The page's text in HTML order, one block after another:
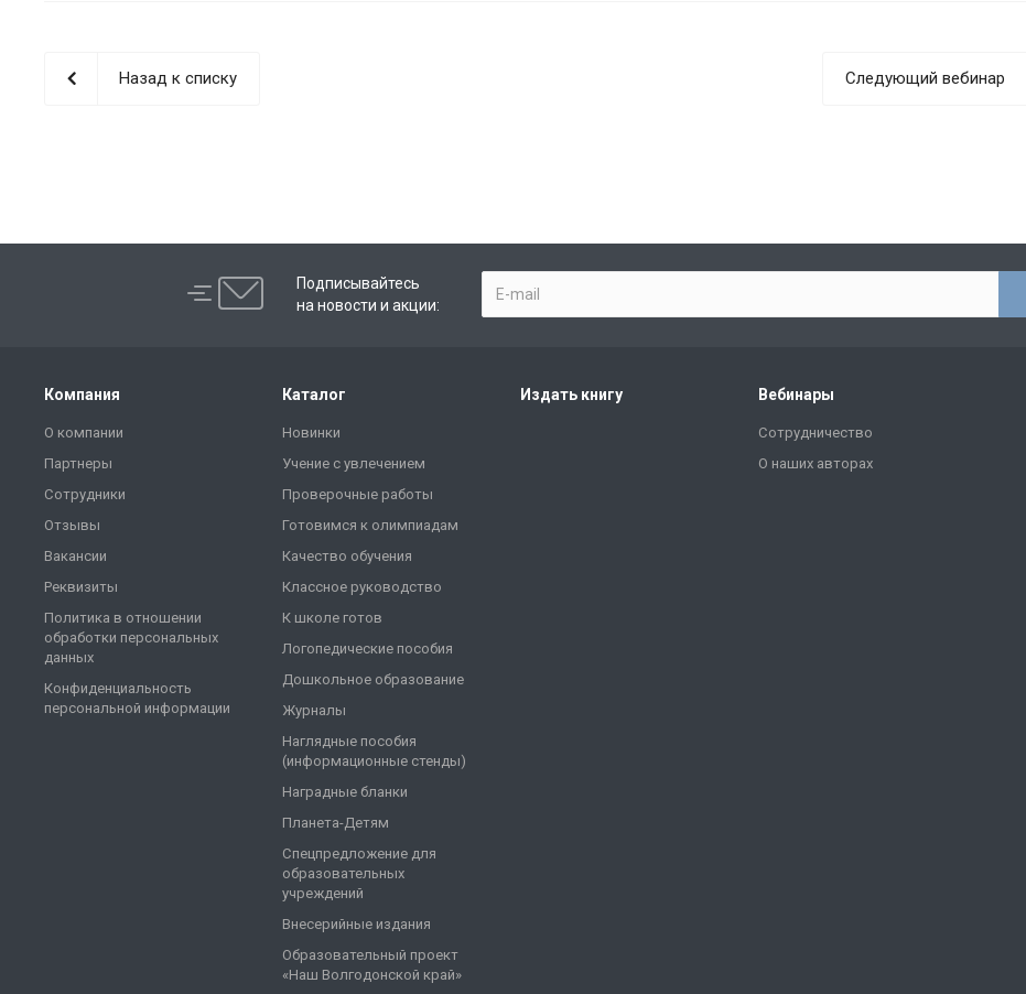
Назад к списку Следующий вебинар
Подписывайтесь
на новости и акции:
Компания
О компании
Партнеры
Сотрудники
Отзывы
Вакансии
Реквизиты
Политика в отношении
обработки персональных
данных
Конфиденциальность
персональной информации
Каталог
Новинки
Учение с увлечением
Проверочные работы
Готовимся к олимпиадам
Качество обучения
Классное руководство
К школе готов
Логопедические пособия
Дошкольное образование
Журналы
Наглядные пособия
(информационные стенды)
Наградные бланки
Планета-Детям
Спецпредложение для
образовательных
учреждений
Внесерийные издания
Образовательный проект
«Наш Волгодонской край»
Издать книгу Вебинары
Сотрудничество
О наших авторах